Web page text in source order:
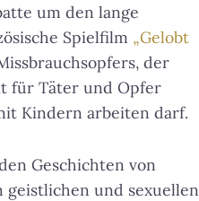
um den lange
Spielfilm „Gelobt
der
für Täter und Opfer
Kindern arbeiten darf.
Geschichten von
geistlichen und sexuellen